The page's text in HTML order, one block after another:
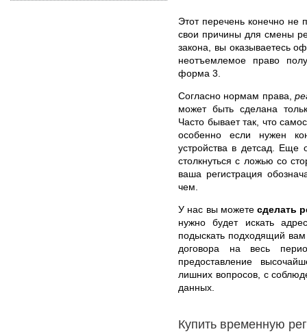
Этот перечень конечно не
свои причины для смены
закона, вы оказываетесь
неотъемлемое право
форма 3.
Согласно нормам права,
может быть сделана
Часто бывает так, что
особенно если нужен
устройства в детсад.
столкнуться с ложью со
ваша регистрация
чем.
У нас вы можетесделать
нужно будет искать
подыскать подходящий
договора на весь
предоставление
лишних вопросов, с
данных.
Купить временную